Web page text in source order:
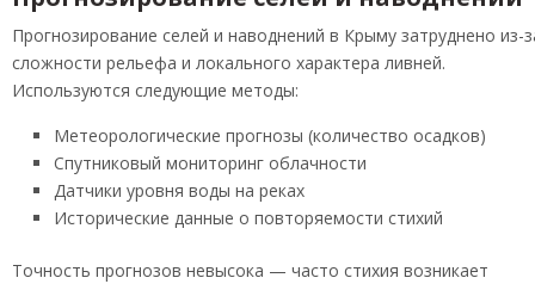
Прогнозирование селей и наводнений в Крыму затруднено из-
сложности рельефа и локального характера ливней.
Используются следующие методы:
Метеорологические прогнозы (количество осадков)
Спутниковый мониторинг облачности
Датчики уровня воды на реках
Исторические данные о повторяемости стихий
Точность прогнозов невысока — часто стихия возникает